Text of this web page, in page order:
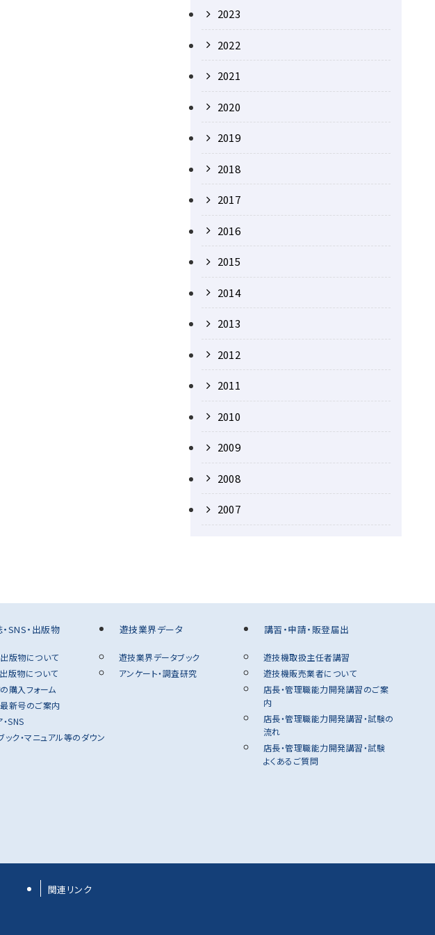
2023
2022
2021
2020
2019
2018
2017
2016
2015
2014
2013
2012
2011
2010
2009
2008
2007
SNS・出版物
版物について
版物について
購入フォーム
新号のご案内
・SNS
ック・マニュアル等のダウン
遊技業界データ
遊技業界データブック
アンケート・調査研究
講習・申請・販登届出
遊技機取扱主任者講習
遊技機販売業者について
店長・管理職能力開発講習のご案
内
店長・管理職能力開発講習・試験の
流れ
店長・管理職能力開発講習・試験
よくあるご質問
関連リンク